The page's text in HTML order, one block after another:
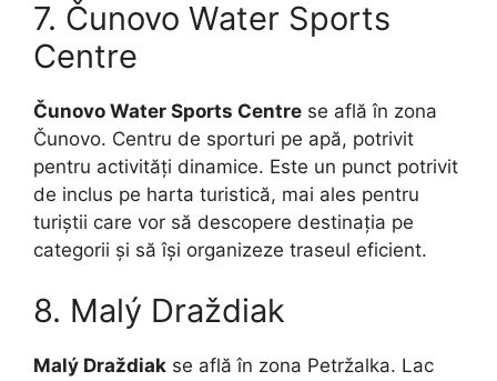
7. Čunovo Water Sports
Centre
Čunovo Water Sports Centre se află în zona
Čunovo. Centru de sporturi pe apă, potrivit
pentru activități dinamice. Este un punct potrivit
de inclus pe harta turistică, mai ales pentru
turiștii care vor să descopere destinația pe
categorii și să își organizeze traseul eficient.
8. Malý Draždiak
Malý Draždiak se află în zona Petržalka. Lac